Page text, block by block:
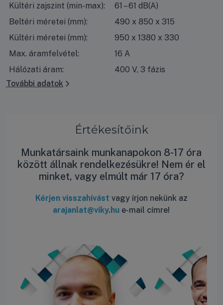
Kültéri zajszint (min-max):
61 – 61 dB(A)
Beltéri méretei (mm):
490 x 850 x 315
Kültéri méretei (mm):
950 x 1380 x 330
Max. áramfelvétel:
16 A
Hálózati áram:
400 V, 3 fázis
További adatok
Értékesítőink
Munkatársaink munkanapokon 8-17 óra
között állnak rendelkezésükre! Nem ér el
minket, vagy elmúlt már 17 óra?
Kérjen visszahívást vagy írjon nekünk az
arajanlat@viky.hu e-mail címre!